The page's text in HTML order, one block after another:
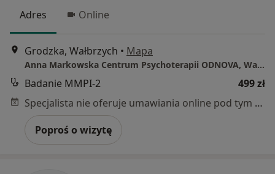
Adres
Online
Grodzka, Wałbrzych • Mapa
Anna Markowska Centrum Psychoterapii ODNOVA, Wałbrzych
Badanie MMPI-2
499 zł
Specjalista nie oferuje umawiania online pod tym adresem.
Poproś o wizytę